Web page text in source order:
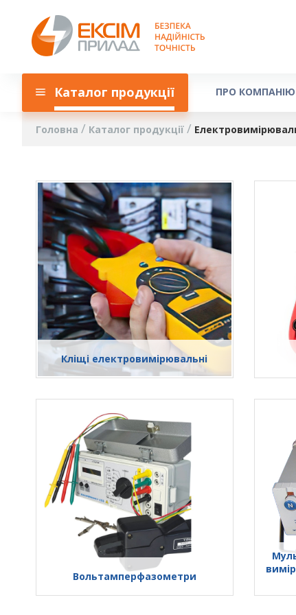
Каталог продукції ПРО КОМПАНІЮ
Головна Каталог продукції
Кліщі електровимірювальні
Вольтамперфазометри